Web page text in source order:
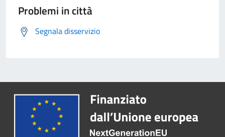
Problemi in città
Segnala disservizio